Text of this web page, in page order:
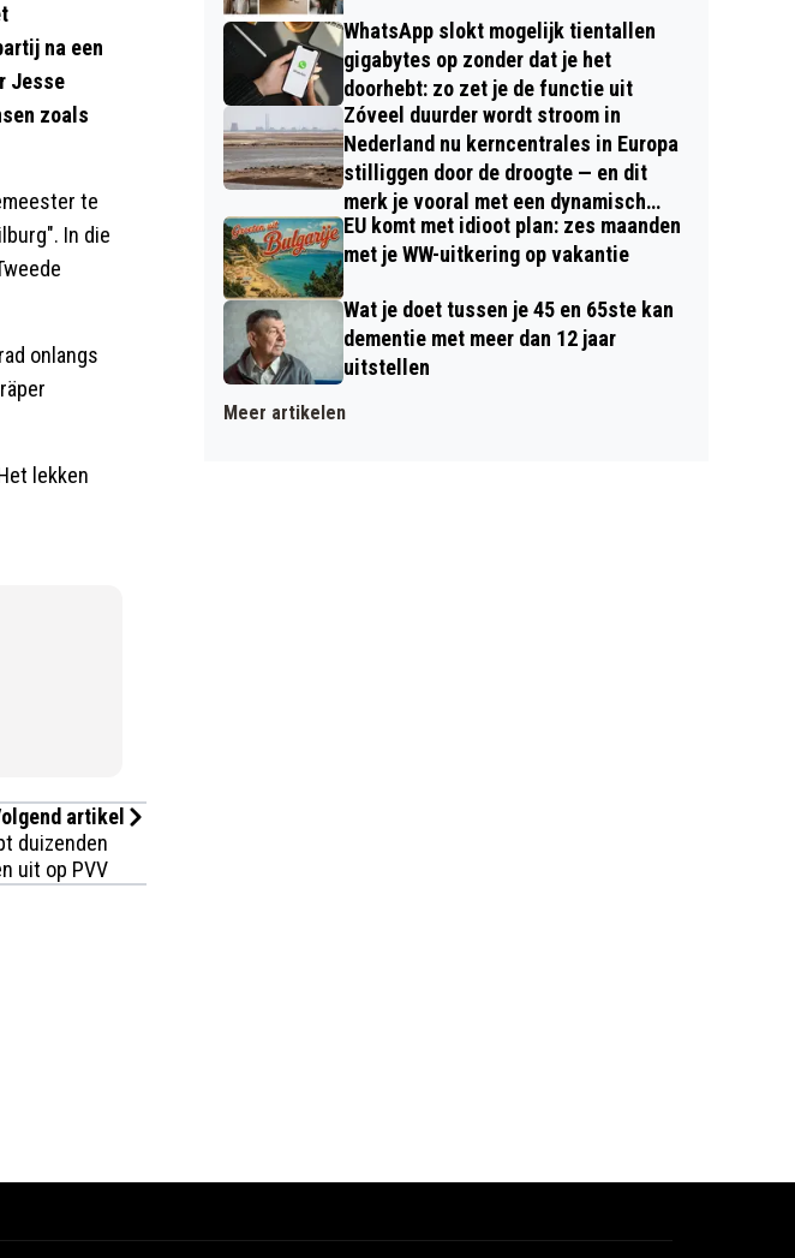
na een
Jesse
zoals
te
In die
onlangs
lekken
artikel
duizenden
uit op PVV
WhatsApp slokt mogelijk tientallen
gigabytes op zonder dat je het
doorhebt: zo zet je de functie uit
Zóveel duurder wordt stroom in
Nederland nu kerncentrales in Europa
stilliggen door de droogte — en dit
merk je vooral met een dynamisch
contract
EU komt met idioot plan: zes maanden
met je WW-uitkering op vakantie
Wat je doet tussen je 45 en 65ste kan
dementie met meer dan 12 jaar
uitstellen
Meer artikelen